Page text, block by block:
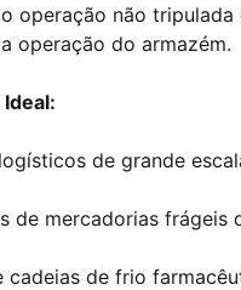
operação não
operação do armazém.
de grande
de mercadorias frágeis
cadeias de frio